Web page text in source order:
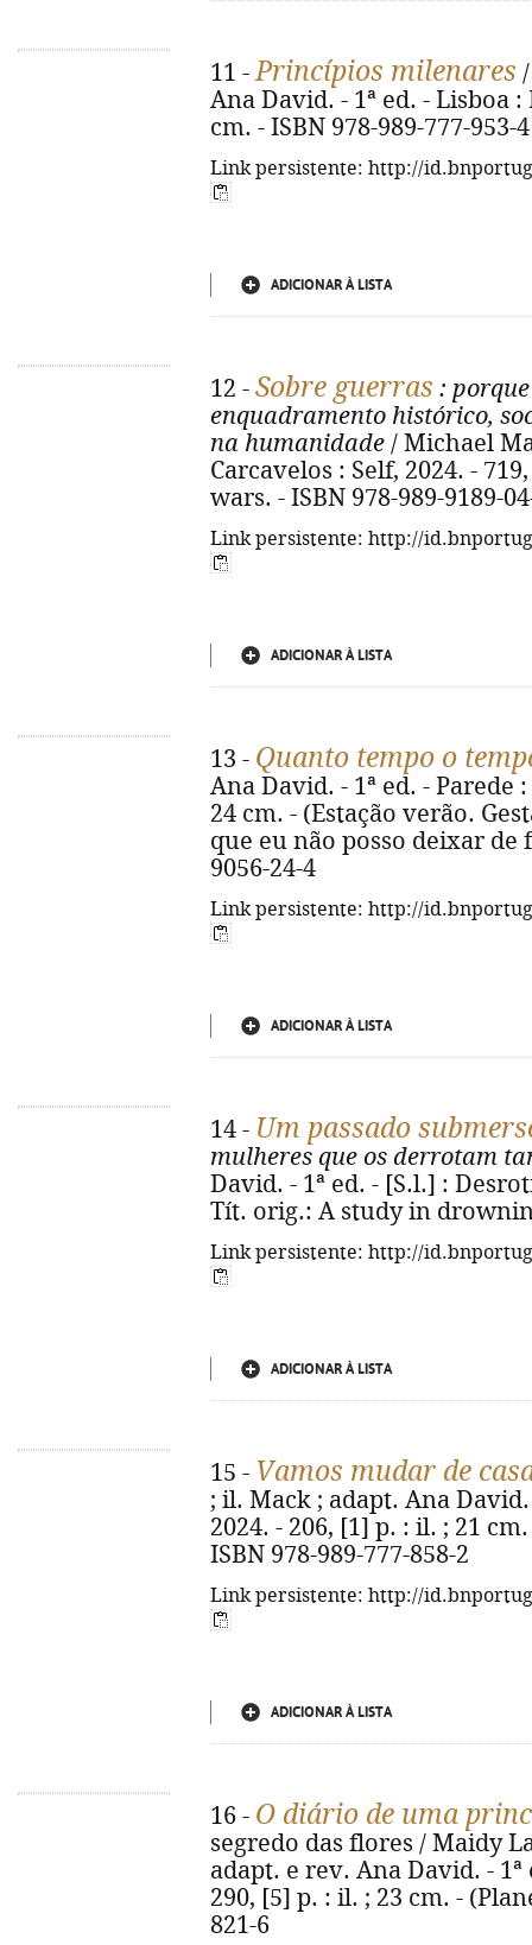
11 -Princípios milenares
Ana David. - 1ª ed. - Lisboa :
cm. - ISBN 978-989-777-953-4
Link persistente: http://
ADICIONAR À LISTA
12 - Sobre guerras :
enquadramento histórico,
na humanidade / Michael
Carcavelos : Self, 2024. -
wars. - ISBN 978-989-9189-
Link persistente: http://
ADICIONAR À LISTA
13 - Quanto tempo o
Ana David. - 1ª ed. - Parede
24 cm. - (Estação verão.
que eu não posso deixar de
9056-24-4
Link persistente: http://
ADICIONAR À LISTA
14 - Um passado
mulheres que os derrotam
David. - 1ª ed. - [S.l.] :
Tít. orig.: A study in
Link persistente: http://
ADICIONAR À LISTA
15 - Vamos mudar de
; il. Mack ; adapt. Ana
2024. - 206, [1] p. : il. ; 21
ISBN 978-989-777-858-2
Link persistente: http://
ADICIONAR À LISTA
16 - O diário de uma
segredo das flores / Maidy
adapt. e rev. Ana David. - 1ª
290, [5] p. : il. ; 23 cm. -
821-6